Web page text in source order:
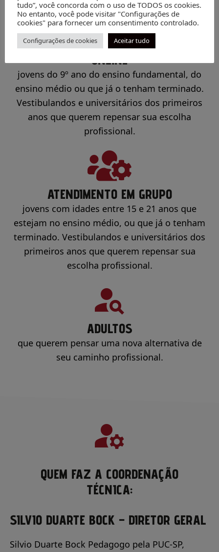
ATENDIMENTO INDIVIDUAL
ONLINE
jovens do 9º ano do ensino fundamental, do
ensino médio ou que já o tenham terminado.
Vestibulandos e universitários dos primeiros
anos que querem repensar sua escolha
profissional.
ATENDIMENTO EM GRUPO
jovens com idades entre 15 e 21 anos que
estejam no ensino médio, ou que já o tenham
terminado. Vestibulandos e universitários dos
primeiros anos que querem repensar sua
escolha profissional.
ADULTOS
que querem pensar uma nova alternativa de
seu caminho profissional.
QUEM FAZ A COORDENAÇÃO
TÉCNICA:
SILVIO DUARTE BOCK – DIRETOR GERAL
Silvio Duarte Bock Pedagogo pela PUC-SP,
tudo”, você concorda com o uso de TODOS os cookies.
No entanto, você pode visitar "Configurações de
cookies" para fornecer um consentimento controlado.
Configurações de cookies Aceitar tudo